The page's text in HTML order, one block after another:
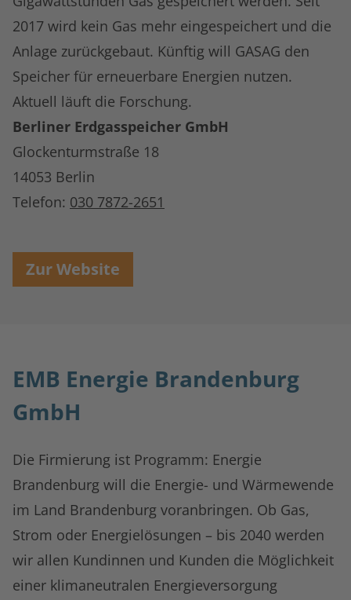
2017 wird kein Gas mehr eingespeichert und die
Anlage zurückgebaut. Künftig will GASAG den
Speicher für erneuerbare Energien nutzen.
Aktuell läuft die Forschung.
Berliner Erdgasspeicher GmbH
Glockenturmstraße 18
14053 Berlin
Telefon: 030 7872-2651
Zur Website
EMB Energie Brandenburg
GmbH
Die Firmierung ist Programm: Energie
Brandenburg will die Energie- und Wärmewende
im Land Brandenburg voranbringen. Ob Gas,
Strom oder Energielösungen – bis 2040 werden
wir allen Kundinnen und Kunden die Möglichkeit
einer klimaneutralen Energieversorgung